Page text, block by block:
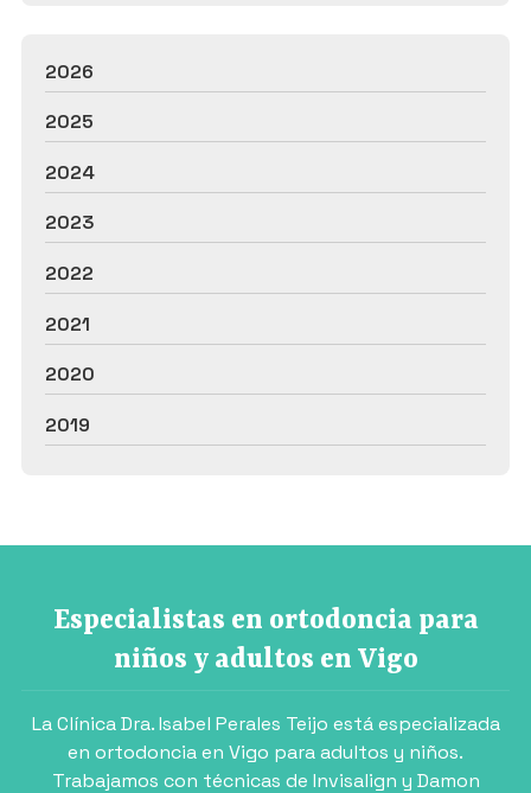
2026
2025
2024
2023
2022
2021
2020
2019
Especialistas en ortodoncia para
niños y adultos en Vigo
La Clínica Dra. Isabel Perales Teijo está especializada
en ortodoncia en Vigo para adultos y niños.
Trabajamos con técnicas de Invisalign y Damon